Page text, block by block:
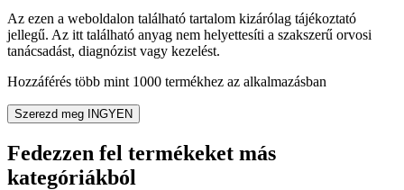
Az ezen a weboldalon található tartalom kizárólag tájékoztató
jellegű. Az itt található anyag nem helyettesíti a szakszerű orvosi
tanácsadást, diagnózist vagy kezelést.
Hozzáférés több mint 1000 termékhez az alkalmazásban
Szerezd meg INGYEN
Fedezzen fel termékeket más
kategóriákból